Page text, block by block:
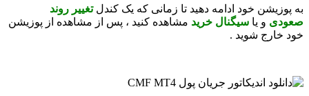
به پوزیشن خود ادامه دهید تا زمانی که یک کندلتغییر روند
صعودی و یا سیگنال خرید مشاهده کنید ، پس از مشاهده از پوزیشن
خود خارج شوید .